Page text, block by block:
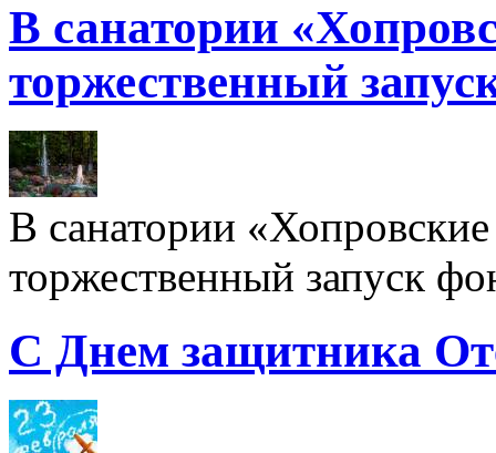
В санатории
торжественный
В санатории «Хопровские
торжественный запуск
С Днем защитника